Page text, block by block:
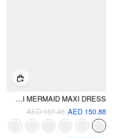
COWL NECK BACKLESS CHAIN DETAIL CAMI MERMAID MAXI DRESS
AED 150.88
AED 187.45